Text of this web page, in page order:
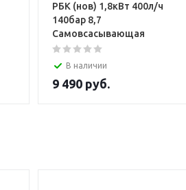
РБК (нов) 1,8кВт 400л/ч
140бар 8,7
Самовсасывающая
В наличии
9 490 руб.